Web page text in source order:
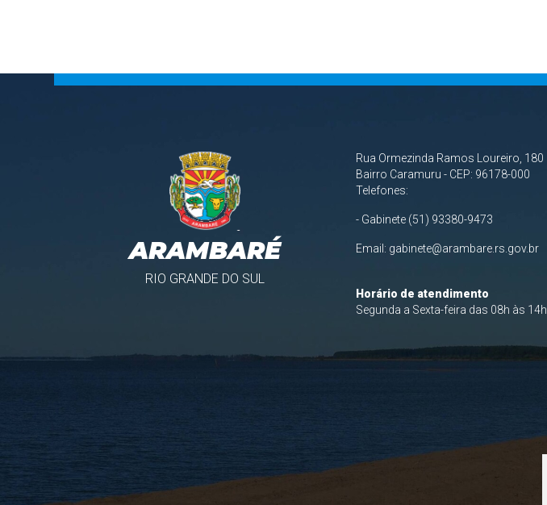
ARAMBARÉ
RIO GRANDE DO SUL
Rua Ormezinda Ramos Loureiro, 180
Bairro Caramuru - CEP: 96178-000
Telefones:
- Gabinete (51) 93380-9473
Email: gabinete@arambare.rs.gov.br
Horário de atendimento
Segunda a Sexta-feira das 08h às 14h